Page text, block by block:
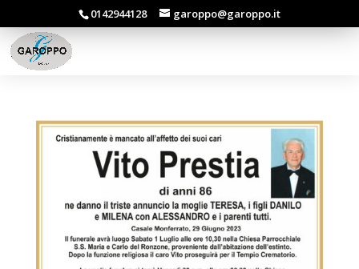
0142944128 garoppo@garoppo.it